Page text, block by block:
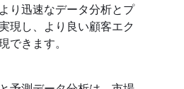
り迅速なデータ分析とプ
現し、より良い顧客エク
できます。